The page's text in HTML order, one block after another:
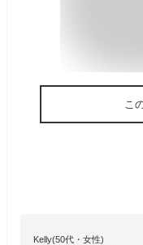
こ
Kelly(50代・女性)